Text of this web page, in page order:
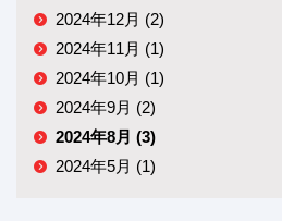
2024年12月 (2)
2024年11月 (1)
2024年10月 (1)
2024年9月 (2)
2024年8月 (3)
2024年5月 (1)